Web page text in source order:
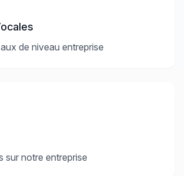
de niveau entreprise
sur notre entreprise